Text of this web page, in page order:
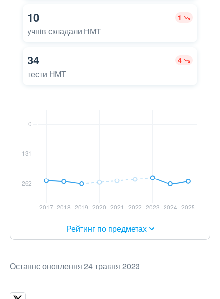
10 1
учнів складали НМТ
34 4
тести НМТ
Рейтинг по предметах
Останнє оновлення 24 травня 2023